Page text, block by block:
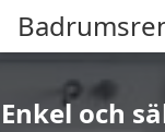
Enkel och